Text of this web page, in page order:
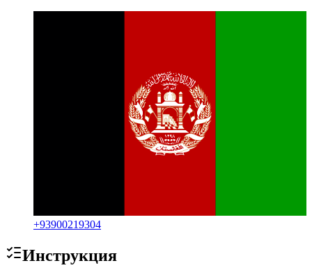
+93900219304
Инструкция